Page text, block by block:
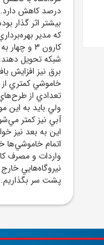
درصد کاهش
بيشتر اثر گذار
که مدير
کارون 3 و
شبکه تحويل
برق نيز افزايش
خاموشي کمتري از
تعدادي از
ولي بايد به اين
آبي نيز کمتر
اين به بعد نيز
اتمام خاموشي‌ها
واردات و مصرف
نيروگاه‌هايي
پشت سر بگذاريم.